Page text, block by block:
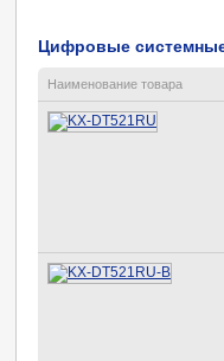
Цифровые
Наименование товара